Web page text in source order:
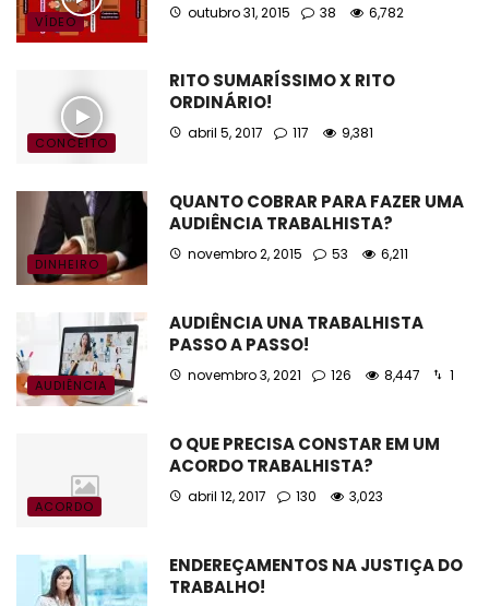
VÍDEO
outubro 31, 2015 38 6,782
CONCEITO
RITO SUMARÍSSIMO X RITO
ORDINÁRIO!
abril 5, 2017 117 9,381
DINHEIRO
QUANTO COBRAR PARA FAZER UMA
AUDIÊNCIA TRABALHISTA?
novembro 2, 2015 53 6,211
AUDIÊNCIA
AUDIÊNCIA UNA TRABALHISTA
PASSO A PASSO!
novembro 3, 2021 126 8,447 1
ACORDO
O QUE PRECISA CONSTAR EM UM
ACORDO TRABALHISTA?
abril 12, 2017 130 3,023
ENDEREÇAMENTOS NA JUSTIÇA DO
TRABALHO!